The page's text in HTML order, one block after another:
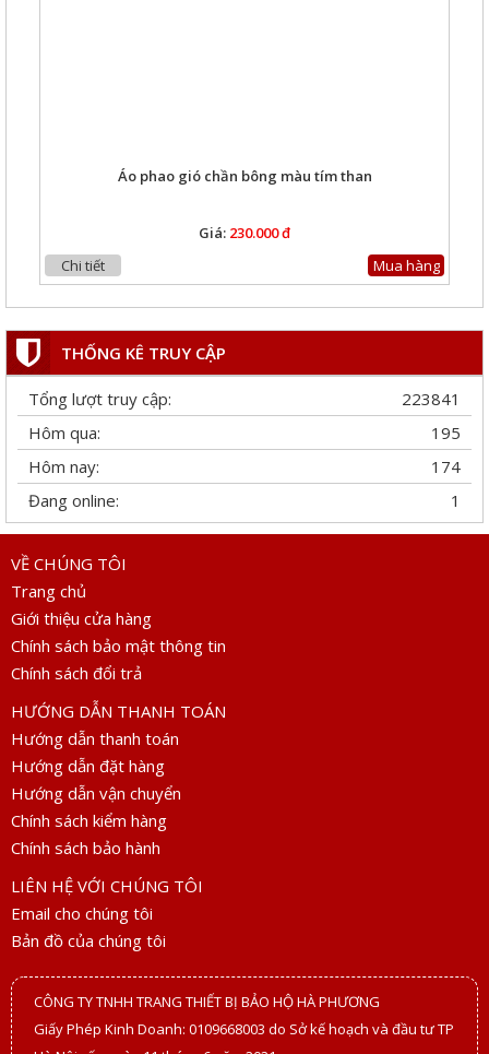
Áo phao gió chần bông màu tím than
Giá: 230.000 đ
Chi tiết
Mua hàng
Áo phao gió phối lưới màu be
Chi tiết
Chi tiết
THỐNG KÊ TRUY CẬP
223841
Tổng lượt truy cập:
195
Hôm qua:
174
Hôm nay:
1
Đang online:
VỀ CHÚNG TÔI
Trang chủ
Giới thiệu cửa hàng
Chính sách bảo mật thông tin
Chính sách đổi trả
HƯỚNG DẪN THANH TOÁN
Hướng dẫn thanh toán
Hướng dẫn đặt hàng
Hướng dẫn vận chuyển
Chính sách kiểm hàng
Chính sách bảo hành
LIÊN HỆ VỚI CHÚNG TÔI
Email cho chúng tôi
Bản đồ của chúng tôi
CÔNG TY TNHH TRANG THIẾT BỊ BẢO HỘ HÀ PHƯƠNG
Giấy Phép Kinh Doanh: 0109668003 do Sở kế hoạch và đầu tư TP